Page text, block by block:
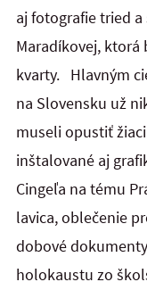
aj fotografie tried
Maradíkovej,
kvarty. Hlavným
na Slovensku už
museli opustiť
inštalované aj
Cingeľa na tému
lavica, oblečenie
dobové
holokaustu zo